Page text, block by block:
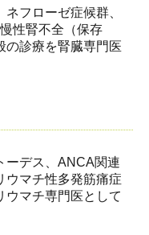
ネフローゼ症候群
慢性腎不全（保存
の診療を腎臓専門医
ーデス 、ANCA関連
ウマチ性多発筋痛症
ウマチ専門医として